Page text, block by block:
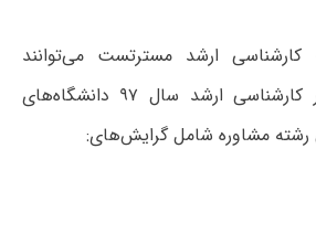
کارشناسی ارشد مسترتست می‌توانند
دفترچه سؤالات کنکور کارشناسی ارشد سال ۹۷ دانشگاه‌های
رشته مشاوره شامل گرایش‌های: